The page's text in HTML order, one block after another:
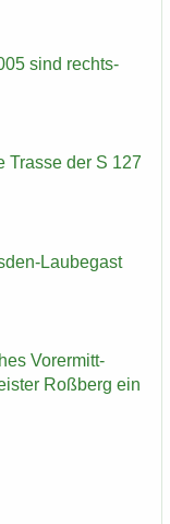
sind rechts­
Tras­se der S 127
​Laubegast
Vor­er­mitt­
Roß­berg ein